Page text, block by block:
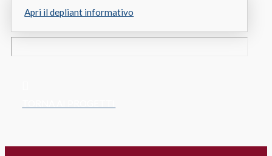
Apri il depliant informativo